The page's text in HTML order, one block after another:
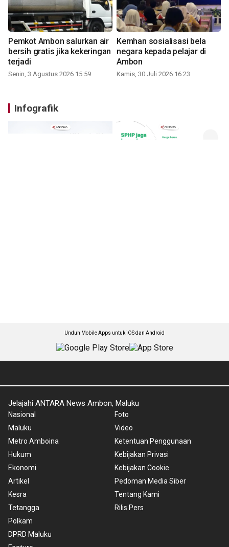
Pemkot Ambon salurkan air
bersih gratis jika kekeringan
terjadi
Senin, 3 Agustus 2026 15:59
Kemhan sosialisasi bela
negara kepada pelajar di
Ambon
Kamis, 30 Juli 2026 16:23
Infografik
Unduh Mobile Apps untuk iOS dan Android
Jelajahi ANTARA News Ambon, Maluku
Nasional
Maluku
Metro Amboina
Hukum
Ekonomi
Artikel
Kesra
Tetangga
Polkam
DPRD Maluku
Foto
Video
Ketentuan Penggunaan
Kebijakan Privasi
Kebijakan Cookie
Pedoman Media Siber
Tentang Kami
Rilis Pers